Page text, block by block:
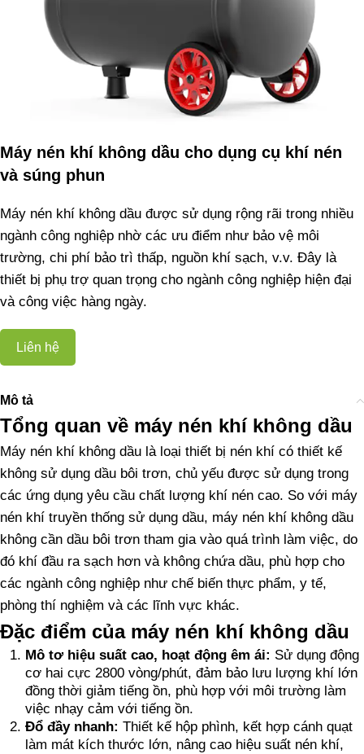
Máy nén khí không dầu cho dụng cụ khí nén
và súng phun
Máy nén khí không dầu được sử dụng rộng rãi trong nhiều
ngành công nghiệp nhờ các ưu điểm như bảo vệ môi
trường, chi phí bảo trì thấp, nguồn khí sạch, v.v. Đây là
thiết bị phụ trợ quan trọng cho ngành công nghiệp hiện đại
và công việc hàng ngày.
Liên hệ
Mô tả
Tổng quan về máy nén khí không dầu
Máy nén khí không dầu là loại thiết bị nén khí có thiết kế
không sử dụng dầu bôi trơn, chủ yếu được sử dụng trong
các ứng dụng yêu cầu chất lượng khí nén cao. So với máy
nén khí truyền thống sử dụng dầu, máy nén khí không dầu
không cần dầu bôi trơn tham gia vào quá trình làm việc, do
đó khí đầu ra sạch hơn và không chứa dầu, phù hợp cho
các ngành công nghiệp như chế biến thực phẩm, y tế,
phòng thí nghiệm và các lĩnh vực khác.
Đặc điểm của máy nén khí không dầu
Mô tơ hiệu suất cao, hoạt động êm ái: Sử dụng động
cơ hai cực 2800 vòng/phút, đảm bảo lưu lượng khí lớn
đồng thời giảm tiếng ồn, phù hợp với môi trường làm
việc nhạy cảm với tiếng ồn.
Đổ đầy nhanh: Thiết kế hộp phình, kết hợp cánh quạt
làm mát kích thước lớn, nâng cao hiệu suất nén khí,